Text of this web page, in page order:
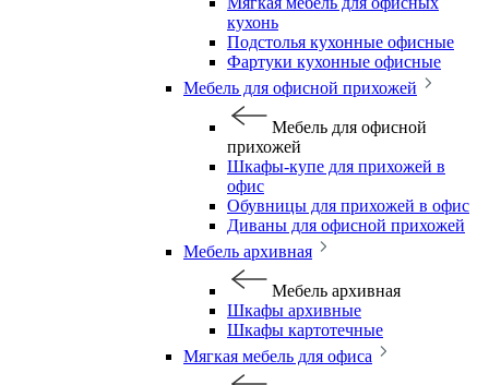
кухонь
Подстолья кухонные офисные
Фартуки кухонные офисные
Мебель для офисной прихожей
Мебель для офисной
прихожей
Шкафы-купе для прихожей в
офис
Обувницы для прихожей в офис
Диваны для офисной прихожей
Мебель архивная
Мебель архивная
Шкафы архивные
Шкафы картотечные
Мягкая мебель для офиса